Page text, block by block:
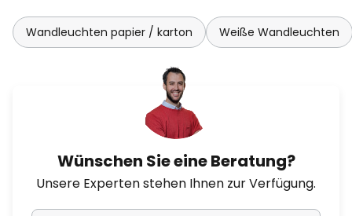
Wandleuchten papier / karton Weiße Wandleuchten
Wünschen Sie eine Beratung?
Unsere Experten stehen Ihnen zur Verfügung.